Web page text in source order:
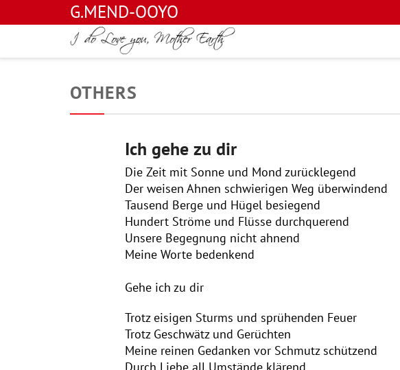
G.MEND-OOYO
OTHERS
Ich gehe zu dir
Die Zeit mit Sonne und Mond zurücklegend
Der weisen Ahnen schwierigen Weg überwindend
Tausend Berge und Hügel besiegend
Hundert Ströme und Flüsse durchquerend
Unsere Begegnung nicht ahnend
Meine Worte bedenkend
Gehe ich zu dir
Trotz eisigen Sturms und sprühenden Feuer
Trotz Geschwätz und Gerüchten
Meine reinen Gedanken vor Schmutz schützend